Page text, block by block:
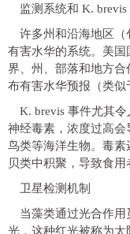
监测系统和 K. brevis
许多州和沿海地区
有害水华的系统。美
界、州、部落和地方
布有害水华预报（类似
K. brevis 事件尤其
神经毒素，浓度过高
鸟类等海洋生物。毒
贝类中积聚，导致食用
卫星检测机制
当藻类通过光合作
光，这种红光被称为太